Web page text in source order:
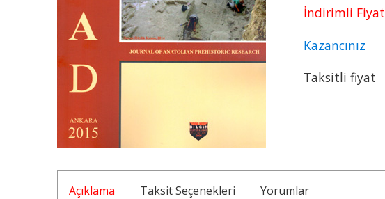
İndirimli Fiyat
Kazancınız
Taksitli fiyat
Açıklama Taksit Seçenekleri Yorumlar